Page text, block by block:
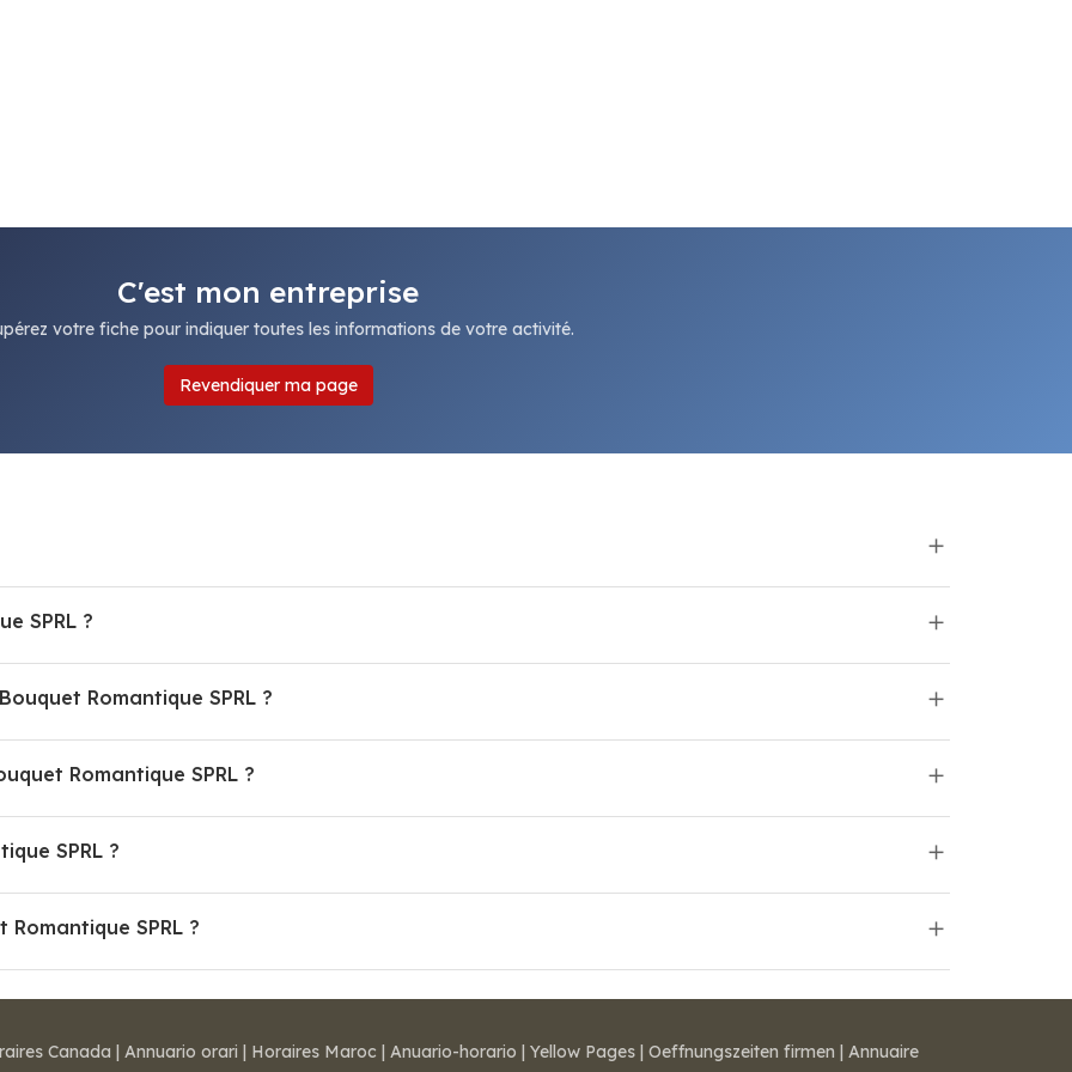
C'est mon entreprise
votre fiche pour indiquer toutes les informations de votre activité.
Revendiquer ma page
SPRL ?
Romantique SPRL ?
Romantique SPRL ?
SPRL ?
SPRL ?
Canada | Annuario orari | Horaires Maroc | Anuario-horario | Yellow Pages | Oeffnungszeiten firmen | Annuaire